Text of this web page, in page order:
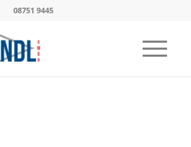
08751 9445